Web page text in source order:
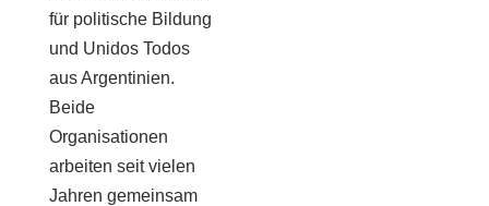
für politische Bildung
und Unidos Todos
aus Argentinien.
Beide
Organisationen
arbeiten seit vielen
Jahren gemeinsam